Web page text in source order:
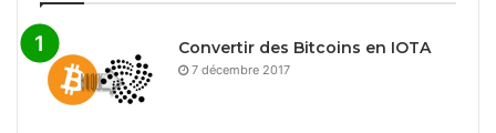
Convertir des Bitcoins en IOTA
7 décembre 2017